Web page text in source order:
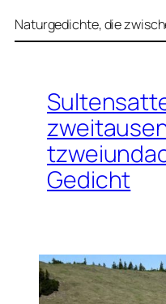
Naturgedichte, die
Gedicht